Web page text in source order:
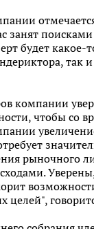
занят
будет какое-
так
компании
чтобы со
рыночного
целей",